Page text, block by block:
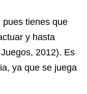
pues tienes que
y hasta
2012). Es
ya que se juega